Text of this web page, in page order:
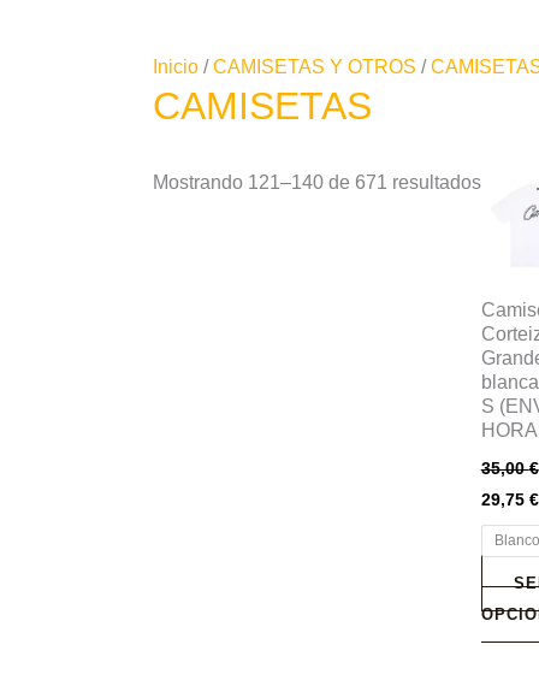
Inicio/CAMISETAS Y OTROS /
CAMISETAS
Mostrando 121–140 de 671 resultados
S
35,00€
29,75 €
Blanco
Este
Las
se
elegir
en
la
página
de